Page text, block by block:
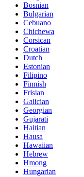
Bosnian
Bulgarian
Cebuano
Chichewa
Corsican
Croatian
Dutch
Estonian
Filipino
Finnish
Frisian
Galician
Georgian
Gujarati
Haitian
Hausa
Hawaiian
Hebrew
Hmong
Hungarian